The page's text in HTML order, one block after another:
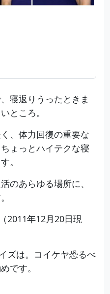
寝返りうったときま
ところ。
、体力回復の重要な
ょっとハイテクな寝
。
のあらゆる場所に、
2011年12月20日現
ズは。コイケヤ恐るべ
です。